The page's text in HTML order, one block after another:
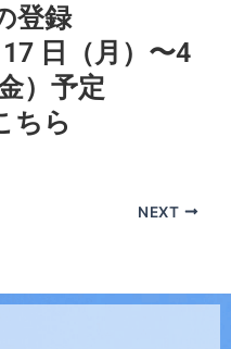
登録
⽇（⽉）〜4
）予定
ちら
NEXT